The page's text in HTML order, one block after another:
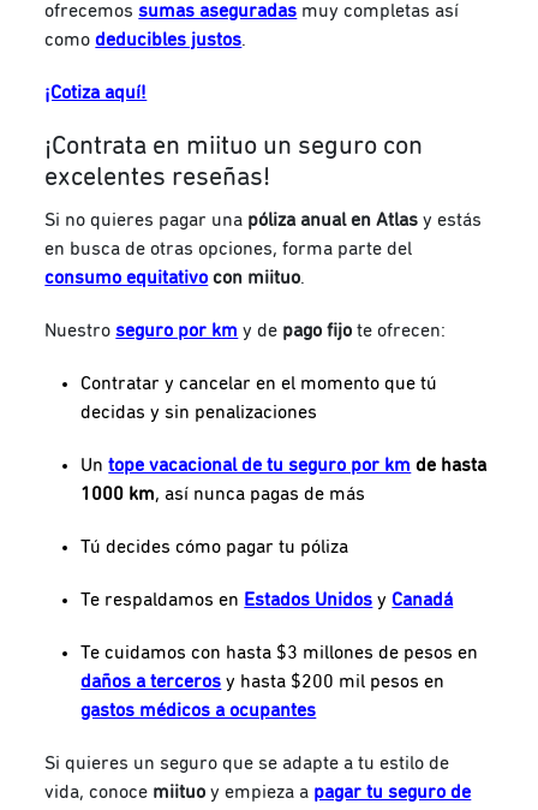
ofrecemossumas aseguradas muy completas así
comodeducibles justos.
¡Cotiza aquí!
¡Contrata en miituo un seguro con
excelentes reseñas!
Si no quieres pagar una póliza anual en Atlasy estás
en busca de otras opciones, forma parte del
consumo equitativo con miituo.
Nuestroseguro por km y de pago fijote ofrecen:
Contratar y cancelar en el momento que tú
decidas y sin penalizaciones
Un tope vacacional de tu seguro por km de hasta
1000 km, así nunca pagas de más
Tú decides cómo pagar tu póliza
Te respaldamos en Estados Unidos y Canadá
Te cuidamos con hasta $3 millones de pesos en
daños a terceros y hasta $200 mil pesos en
gastos médicos a ocupantes
Si quieres un seguro que se adapte a tu estilo de
vida, conoce miituoy empieza a pagar tu seguro de